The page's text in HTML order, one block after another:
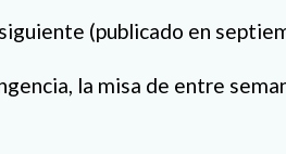
(publicado en
la misa de entre